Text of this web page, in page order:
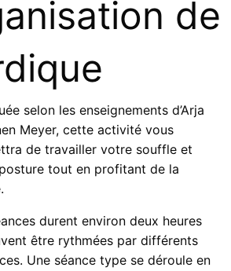
selon les enseignements d’Arja
Meyer, cette activité vous
de travailler votre souffle et
tout en profitant de la
durent environ deux heures
être rythmées par différents
Une séance type se déroule en